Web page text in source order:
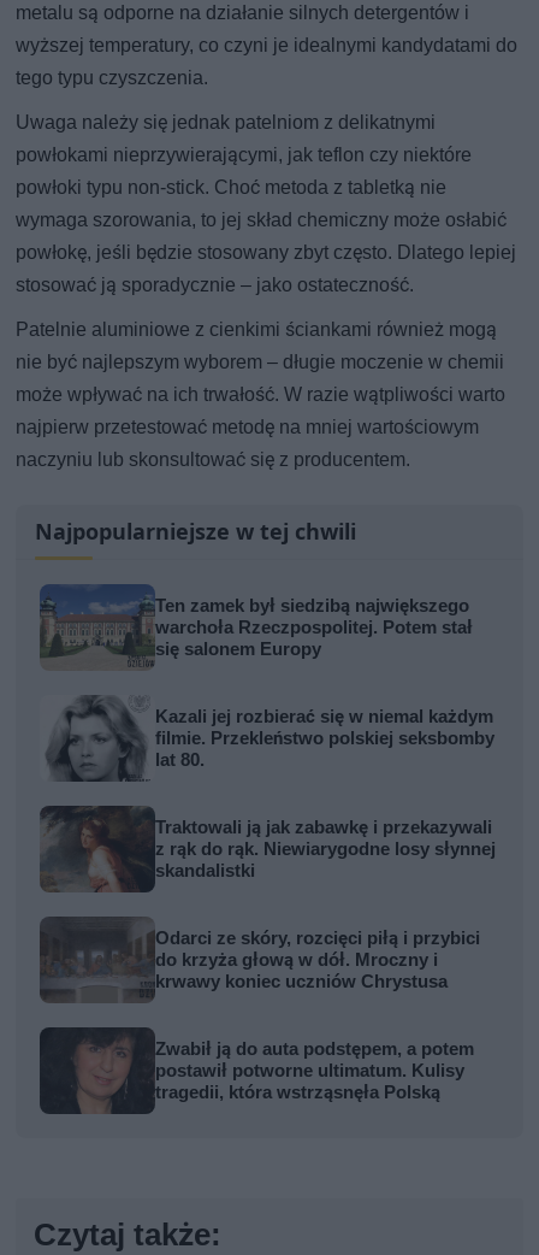
metalu są odporne na działanie silnych detergentów i
wyższej temperatury, co czyni je idealnymi kandydatami do
tego typu czyszczenia.
Uwaga należy się jednak patelniom z delikatnymi
powłokami nieprzywierającymi, jak teflon czy niektóre
powłoki typu non-stick. Choć metoda z tabletką nie
wymaga szorowania, to jej skład chemiczny może osłabić
powłokę, jeśli będzie stosowany zbyt często. Dlatego lepiej
stosować ją sporadycznie – jako ostateczność.
Patelnie aluminiowe z cienkimi ściankami również mogą
nie być najlepszym wyborem – długie moczenie w chemii
może wpływać na ich trwałość. W razie wątpliwości warto
najpierw przetestować metodę na mniej wartościowym
naczyniu lub skonsultować się z producentem.
Najpopularniejsze w tej chwili
Ten zamek był siedzibą największego
warchoła Rzeczpospolitej. Potem stał
się salonem Europy
Kazali jej rozbierać się w niemal każdym
filmie. Przekleństwo polskiej seksbomby
lat 80.
Traktowali ją jak zabawkę i przekazywali
z rąk do rąk. Niewiarygodne losy słynnej
skandalistki
Odarci ze skóry, rozcięci piłą i przybici
do krzyża głową w dół. Mroczny i
krwawy koniec uczniów Chrystusa
Zwabił ją do auta podstępem, a potem
postawił potworne ultimatum. Kulisy
tragedii, która wstrząsnęła Polską
Czytaj także: